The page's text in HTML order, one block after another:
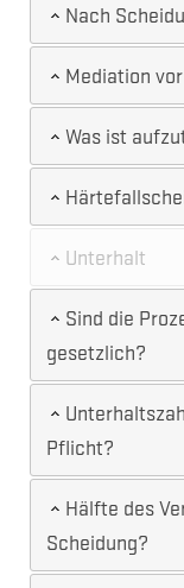
Nach
Mediation
Was ist
Unterhalt
Sind die
gesetzlich?
Pflicht?
Hälfte des
Scheidung?